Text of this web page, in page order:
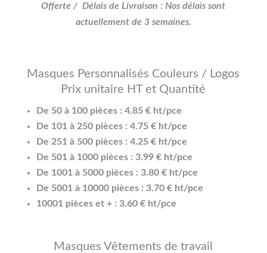
Offerte / Délais de Livraison : Nos délais sont
actuellement de 3 semaines.
Masques Personnalisés Couleurs / Logos
Prix unitaire HT et Quantité
De 50 à 100 pièces : 4.85 € ht/pce
De 101 à 250 pièces : 4.75 € ht/pce
De 251 à 500 pièces : 4.25 € ht/pce
De 501 à 1000 pièces : 3.99 € ht/pce
De 1001 à 5000 pièces : 3.80 € ht/pce
De 5001 à 10000 pièces : 3.70 € ht/pce
10001 pièces et + : 3.60 € ht/pce
Masques Vêtements de travail